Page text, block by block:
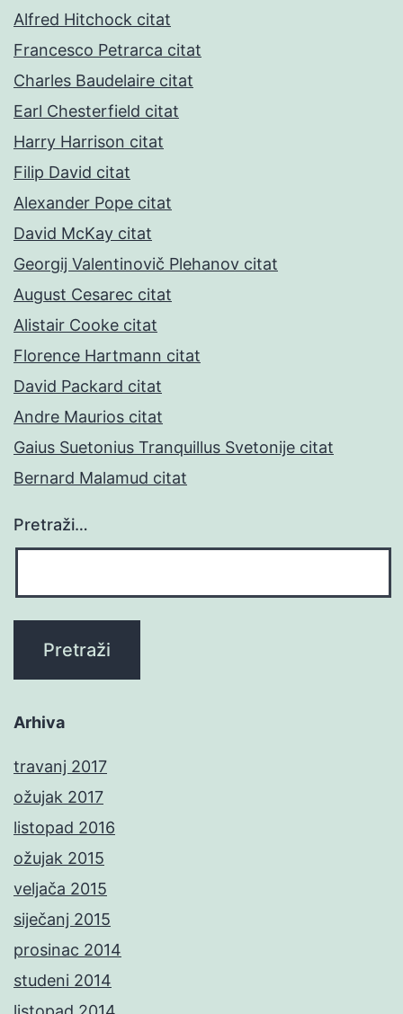
Alfred Hitchock citat
Francesco Petrarca citat
Charles Baudelaire citat
Earl Chesterfield citat
Harry Harrison citat
Filip David citat
Alexander Pope citat
David McKay citat
Georgij Valentinovič Plehanov citat
August Cesarec citat
Alistair Cooke citat
Florence Hartmann citat
David Packard citat
Andre Maurios citat
Gaius Suetonius Tranquillus Svetonije citat
Bernard Malamud citat
Pretraži…
Arhiva
travanj 2017
ožujak 2017
listopad 2016
ožujak 2015
veljača 2015
siječanj 2015
prosinac 2014
studeni 2014